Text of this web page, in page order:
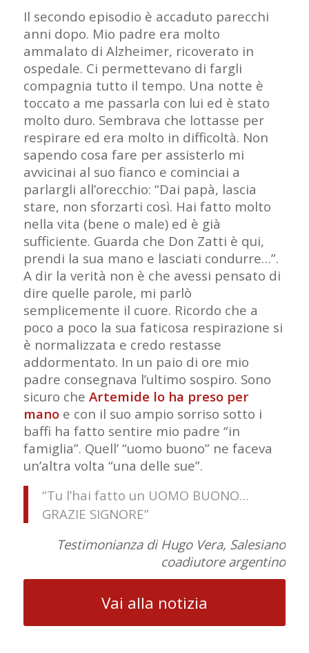
Il secondo episodio è accaduto parecchi
anni dopo. Mio padre era molto
ammalato di Alzheimer, ricoverato in
ospedale. Ci permettevano di fargli
compagnia tutto il tempo. Una notte è
toccato a me passarla con lui ed è stato
molto duro. Sembrava che lottasse per
respirare ed era molto in difficoltà. Non
sapendo cosa fare per assisterlo mi
avvicinai al suo fianco e cominciai a
parlargli all’orecchio: “Dai papà, lascia
stare, non sforzarti così. Hai fatto molto
nella vita (bene o male) ed è già
sufficiente. Guarda che Don Zatti è qui,
prendi la sua mano e lasciati condurre…”.
A dir la verità non è che avessi pensato di
dire quelle parole, mi parlò
semplicemente il cuore. Ricordo che a
poco a poco la sua faticosa respirazione si
è normalizzata e credo restasse
addormentato. In un paio di ore mio
padre consegnava l’ultimo sospiro. Sono
sicuro che Artemide lo ha preso per
manoe con il suo ampio sorriso sotto i
baffi ha fatto sentire mio padre “in
famiglia”. Quell’ “uomo buono” ne faceva
un’altra volta “una delle sue”.
“Tu l’hai fatto un UOMO BUONO…
GRAZIE SIGNORE”
Testimonianza di Hugo Vera, Salesiano
coadiutore argentino
Vai alla notizia